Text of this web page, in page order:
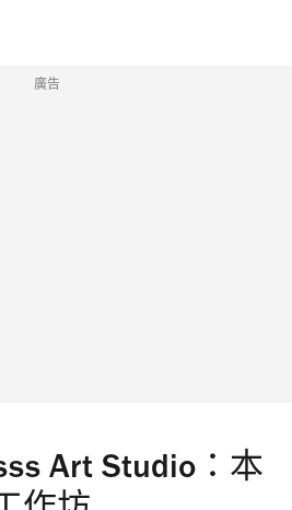
廣告
Art Studio：本